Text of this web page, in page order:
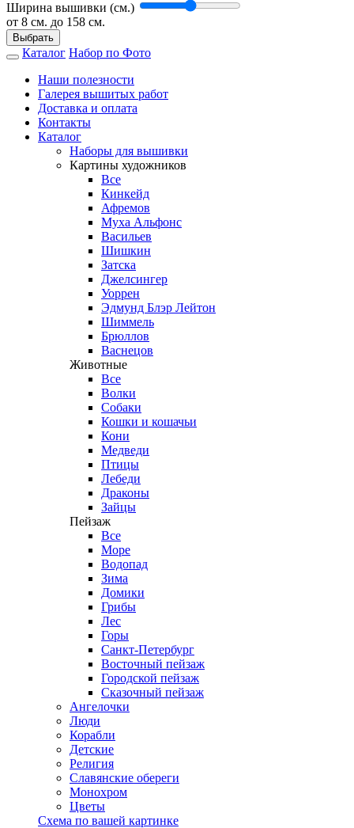
Ширина вышивки (см.)
от 8 см. до 158 см.
Выбрать
Каталог Набор по Фото
Наши полезности
Галерея вышитых работ
Доставка и оплата
Контакты
Каталог
Наборы для вышивки
Картины художников
Все
Кинкейд
Афремов
Муха Альфонс
Васильев
Шишкин
Затска
Джелсингер
Уоррен
Эдмунд Блэр Лейтон
Шиммель
Брюллов
Васнецов
Животные
Все
Волки
Собаки
Кошки и кошачьи
Кони
Медведи
Птицы
Лебеди
Драконы
Зайцы
Пейзаж
Все
Море
Водопад
Зима
Домики
Грибы
Лес
Горы
Санкт-Петербург
Восточный пейзаж
Городской пейзаж
Сказочный пейзаж
Ангелочки
Люди
Корабли
Детские
Религия
Славянские обереги
Монохром
Цветы
Схема по вашей картинке